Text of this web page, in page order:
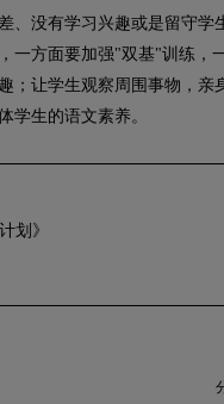
没有学习兴趣或是留守学
一方面要加强"双基"训练，
；让学生观察周围事物，
学生的语文素养。
划》